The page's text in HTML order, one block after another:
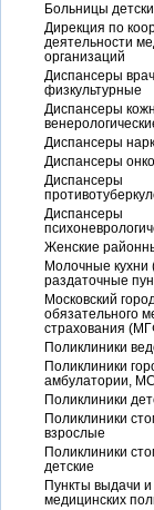
Больницы
Дирекция по
деятельности
организаций
Диспансеры
физкультурные
Диспансеры
Диспансеры
Диспансеры
Диспансеры
Диспансеры
Женские
Молочные кухни
раздаточные
Московский
обязательного
страхования
Поликлиники
Поликлиники
амбулатории,
Поликлиники
Поликлиники
взрослые
Поликлиники
детские
Пункты выдачи
медицинских